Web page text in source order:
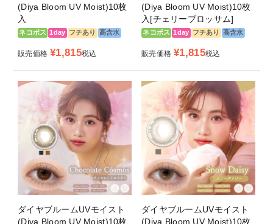
＜スノーデイジー -SNOW DAISY-＞
DIA14.2mm/着色直径13.6mm
きらりと輝き儚げなスキンベージュ。
アンニュイで守りたくなる瞳に！
メキを連れてくる！
商品スペック
商品名 ダイヤワンデーブルーム UVモイスト
販売名 アクアマックス
タイプ 1日使い捨て
(Diya Bloom UV Moist)10枚
入
ネコポス 1day フチあり 高含水
販売価格 ¥1,815税込
(Diya Bloom UV Moist)10枚
入[チェリーブロッサム]
ネコポス 1day フチあり 高含水
販売価格 ¥1,815税込
ダイヤブルームUVモイスト
(Diya Bloom UV Moist)10枚
ダイヤブルームUVモイスト
(Diya Bloom UV Moist)10枚